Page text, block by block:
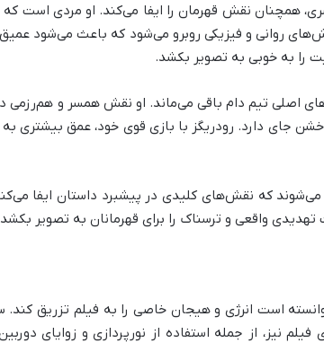
همچنان نقش قهرمان را ایفا می‌کند. او مردی است که
روانی و فیزیکی روبرو می‌شود که باعث می‌شود
را به خوبی به تصویر بکشد.
اصلی تیم دام باقی می‌ماند. او نقش همسر و هم‌رزمی
جای دارد. رودریگز با بازی قوی خود، عمق بیشتری
که نقش‌های کلیدی در پیشبرد داستان ایفا
واقعی و ترسناک را برای قهرمانان به تصویر
است انرژی و هیجان خاصی را به فیلم تزریق کند.
نیز، از جمله استفاده از نورپردازی و زوایای